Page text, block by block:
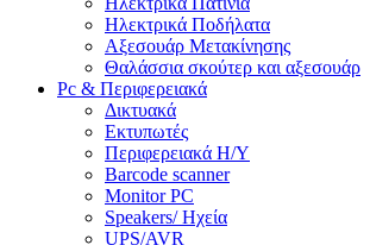
Ηλεκτρικά Ποδήλατα
Αξεσουάρ Μετακίνησης
Θαλάσσια σκούτερ και αξεσουάρ
Pc & Περιφερειακά
Δικτυακά
Εκτυπωτές
Περιφερειακά Η/Υ
Barcode scanner
Monitor PC
Speakers/ Ηχεία
UPS/AVR